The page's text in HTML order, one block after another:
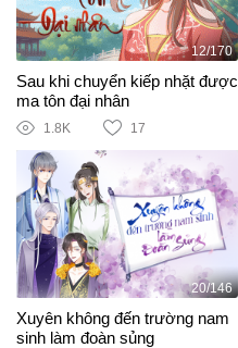
12/170
Sau khi chuyển kiếp nhặt được
ma tôn đại nhân
1.8K 17
20/146
Xuyên không đến trường nam
sinh làm đoàn sủng